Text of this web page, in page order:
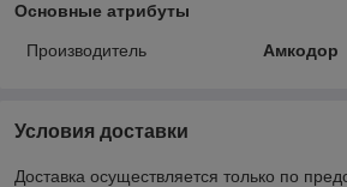
Основные атрибуты
Производитель Амкодор
Условия доставки
Доставка осуществляется только по